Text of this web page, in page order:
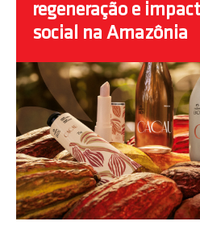
regeneração e
social na Amazônia